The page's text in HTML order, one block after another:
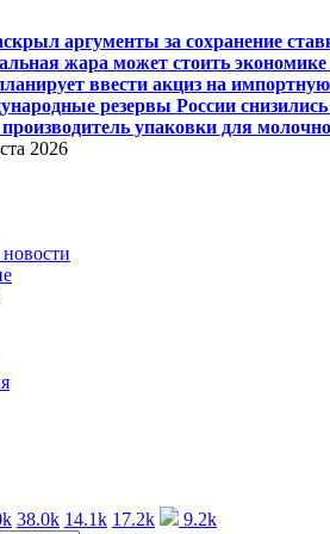
аргументы за сохранение
жара может стоить
ввести акциз на импортную
резервы России
упаковки для
2026
38.0k 14.1k 17.2k 9.2k